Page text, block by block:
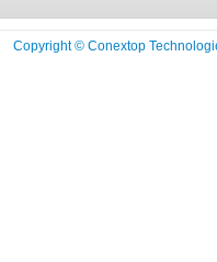
Copyright © Conextop